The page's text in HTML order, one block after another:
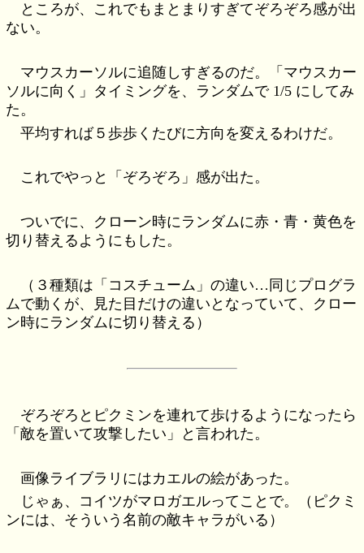
ところが、これでもまとまりすぎてぞろぞろ感が出
ない。
マウスカーソルに追随しすぎるのだ。「マウスカー
ソルに向く」タイミングを、ランダムで 1/5 にしてみ
た。
平均すれば５歩歩くたびに方向を変えるわけだ。
これでやっと「ぞろぞろ」感が出た。
ついでに、クローン時にランダムに赤・青・黄色を
切り替えるようにもした。
（３種類は「コスチューム」の違い…同じプログラ
ムで動くが、見た目だけの違いとなっていて、クロー
ン時にランダムに切り替える）
ぞろぞろとピクミンを連れて歩けるようになったら
「敵を置いて攻撃したい」と言われた。
画像ライブラリにはカエルの絵があった。
じゃぁ、コイツがマロガエルってことで。（ピクミ
ンには、そういう名前の敵キャラがいる）